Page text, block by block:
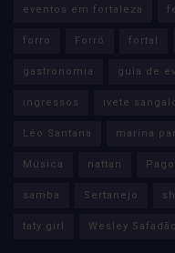
eventos em fortaleza
forro Forró fortal
gastronomia guia de
ingressos ivete
Léo Santana marina
Música nattan
samba Sertanejo
taty girl Wesley Safadão